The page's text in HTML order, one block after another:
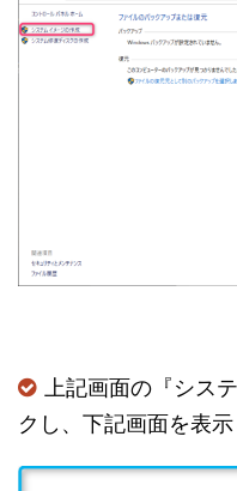
上記画面の『シス
クし、下記画面を表示